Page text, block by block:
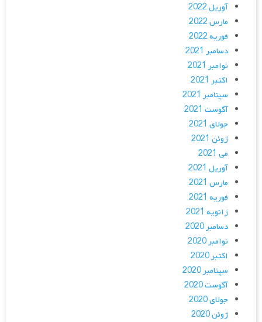
آوریل 2022
مارس 2022
فوریه 2022
دسامبر 2021
نوامبر 2021
اکتبر 2021
سپتامبر 2021
آگوست 2021
جولای 2021
ژوئن 2021
می 2021
آوریل 2021
مارس 2021
فوریه 2021
ژانویه 2021
دسامبر 2020
نوامبر 2020
اکتبر 2020
سپتامبر 2020
آگوست 2020
جولای 2020
ژوئن 2020